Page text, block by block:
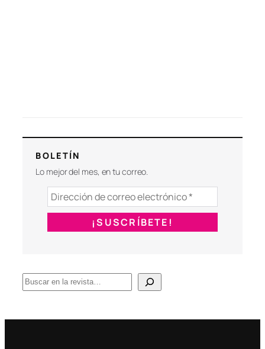
BOLETÍN
Lo mejor del mes, en tu correo.
B
u
c